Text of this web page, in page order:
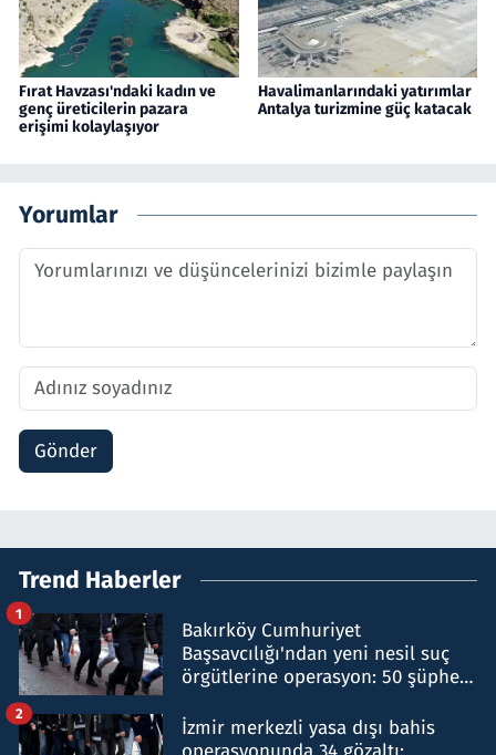
Fırat Havzası'ndaki kadın ve
genç üreticilerin pazara
erişimi kolaylaşıyor
Havalimanlarındaki yatırımlar
Antalya turizmine güç katacak
Yorumlar
Gönder
Trend Haberler
Bakırköy Cumhuriyet
Başsavcılığı'ndan yeni nesil suç
örgütlerine operasyon: 50 şüpheli
1
İzmir merkezli yasa dışı bahis
2